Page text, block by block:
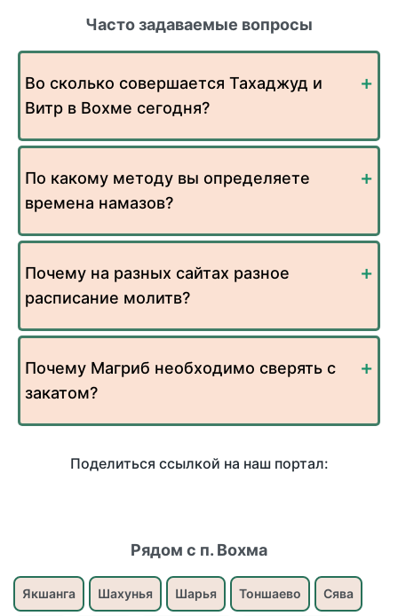
Часто задаваемые вопросы
Во сколько совершается Тахаджуд и
Витр в Вохме сегодня?
По какому методу вы определяете
времена намазов?
Почему на разных сайтах разное
расписание молитв?
Почему Магриб необходимо сверять с
закатом?
Поделиться ссылкой на наш портал:
Рядом с п. Вохма
Якшанга Шахунья Шарья Тоншаево Сява